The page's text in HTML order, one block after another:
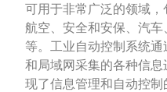
可用于非常广泛的领域，
航空、安全和安保、汽
等。工业自动控制系统
和局域网采集的各种信
现了信息管理和自动控